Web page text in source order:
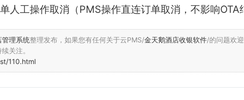
人工操作取消（PMS操作直连订单取消，不影响OTA
管理系统整理发布， 如果您有任何关于云PMS/金天鹅酒店收银软件/的问题欢迎
关注。
110.html